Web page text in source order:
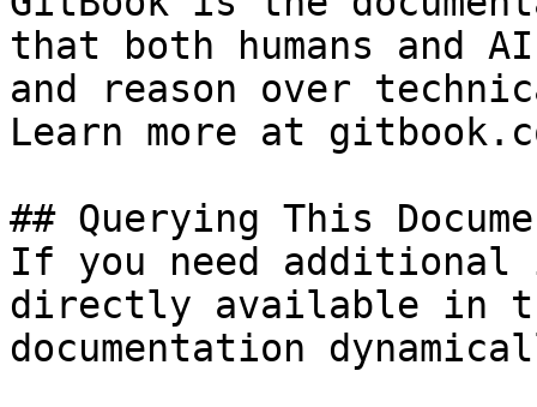
that both humans and
and reason over
Learn more at
## Querying This
If you need
directly available in
documentation